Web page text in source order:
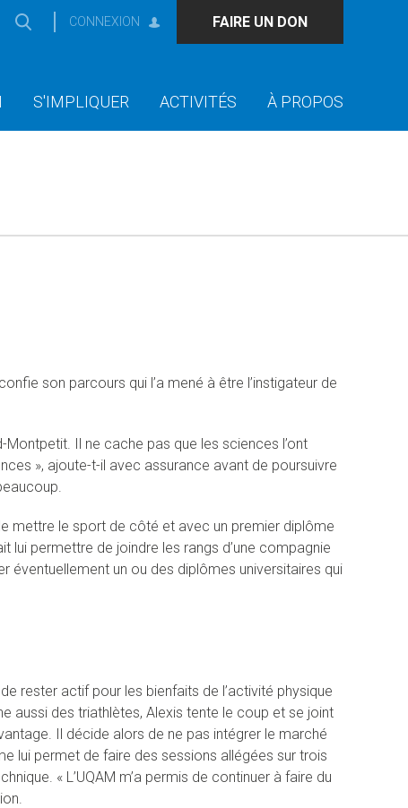
CONNEXION FAIRE UN DON
S'IMPLIQUER ACTIVITÉS À PROPOS
son parcours qui l’a mené à être l’instigateur de
Il ne cache pas que les sciences l’ont
», ajoute-t-il avec assurance avant de poursuivre
mettre le sport de côté et avec un premier diplôme
lui permettre de joindre les rangs d’une compagnie
éventuellement un ou des diplômes universitaires qui
rester actif pour les bienfaits de l’activité physique
aussi des triathlètes, Alexis tente le coup et se joint
Il décide alors de ne pas intégrer le marché
lui permet de faire des sessions allégées sur trois
« L’UQAM m’a permis de continuer à faire du